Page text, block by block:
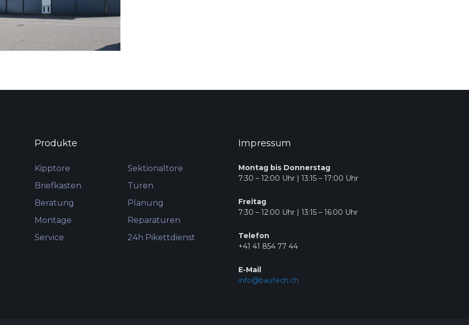
Produkte
Kipptore
Sektionaltore
Briefkasten
Türen
Beratung
Planung
Montage
Reparaturen
Service
24h Pikettdienst
Impressum
Montag bis Donnerstag
7:30 – 12:00 Uhr | 13:15 – 17:00 Uhr
Freitag
7:30 – 12:00 Uhr | 13:15 – 16:00 Uhr
Telefon
+41 41 854 77 44
E-Mail
info@bautech.ch